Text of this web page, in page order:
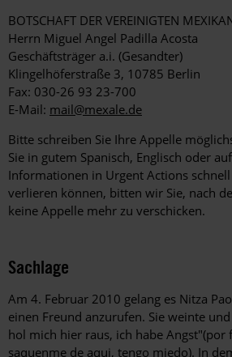
BOTSCHAFT DER VEREINIGTEN
Herrn Miguel Angel Padilla Acosta
Geschäftsträger a.i. (Gesandter)
Klingelhöferstraße 3, 10785 Berlin
Fax: 030-26 93 23-700
E-Mail: mail@mexale.de
Bitte schreiben Sie Ihre Appelle
Sie in gutem Spanisch, Englisch oder
Informationen in Urgent Actions
verlieren können, bitten wir Sie, nach
keine Appelle mehr zu verschicken.
Sachlage
Am 4. Februar 2010 gelang es Nitza
einen Freund anzurufen. Sie weinte
hol mich hier raus, ich habe Angst"(por
saquenme de aqui, tengo miedo). In